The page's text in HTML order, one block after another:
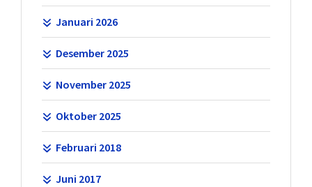
Januari 2026
Desember 2025
November 2025
Oktober 2025
Februari 2018
Juni 2017